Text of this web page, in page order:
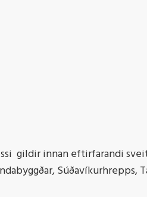
gildir innan eftirfarandi